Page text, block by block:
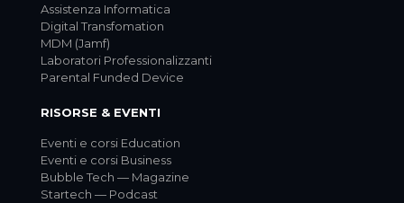
Assistenza Informatica
Digital Transfomation
MDM (Jamf)
Laboratori Professionalizzanti
Parental Funded Device
RISORSE & EVENTI
Eventi e corsi Education
Eventi e corsi Business
Bubble Tech — Magazine
Startech — Podcast